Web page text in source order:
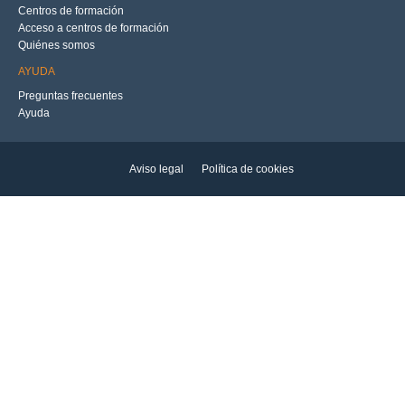
Centros de formación
Acceso a centros de formación
Quiénes somos
AYUDA
Preguntas frecuentes
Ayuda
Aviso legal Política de cookies